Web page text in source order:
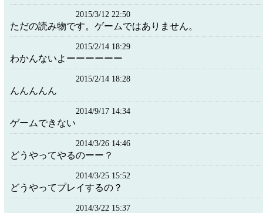
2015/3/12 22:50
ただの読み物です。ゲームではありません。
2015/2/14 18:29
わかんないよーーーーーー
2015/2/14 18:28
んんんんん
2014/9/17 14:34
ゲームできない
2014/3/26 14:46
どうやってやるのーー？
2014/3/25 15:52
どうやってプレイするの？
2014/3/22 15:37